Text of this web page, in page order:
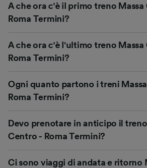
A che ora c'è il primo treno Massa
Roma Termini?
A che ora c'è l'ultimo treno Massa
Roma Termini?
Ogni quanto partono i treni
Roma Termini?
Devo prenotare in anticipo il
Centro - Roma Termini?
Ci sono viaggi di andata e ritorno